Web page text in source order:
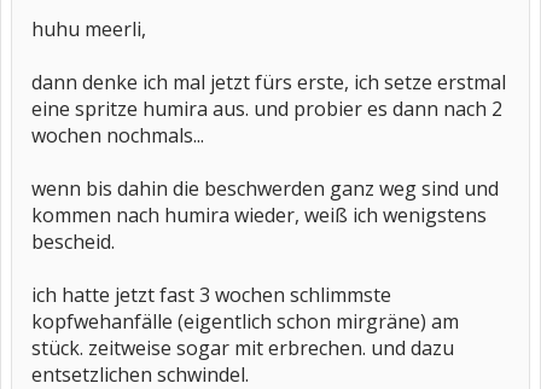
huhu meerli,
dann denke ich mal jetzt fürs erste, ich setze erstmal
eine spritze humira aus. und probier es dann nach 2
wochen nochmals...
wenn bis dahin die beschwerden ganz weg sind und
kommen nach humira wieder, weiß ich wenigstens
bescheid.
ich hatte jetzt fast 3 wochen schlimmste
kopfwehanfälle (eigentlich schon mirgräne) am
stück. zeitweise sogar mit erbrechen. und dazu
entsetzlichen schwindel.